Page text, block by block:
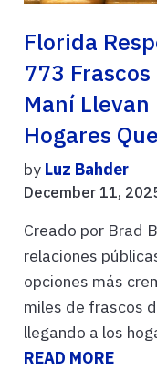
Florida
773
Maní Llevan
Hogares
by Luz Bahder
December 11,
Creado por Brad
relaciones
opciones más
miles de frascos
llegando a los
READ MORE